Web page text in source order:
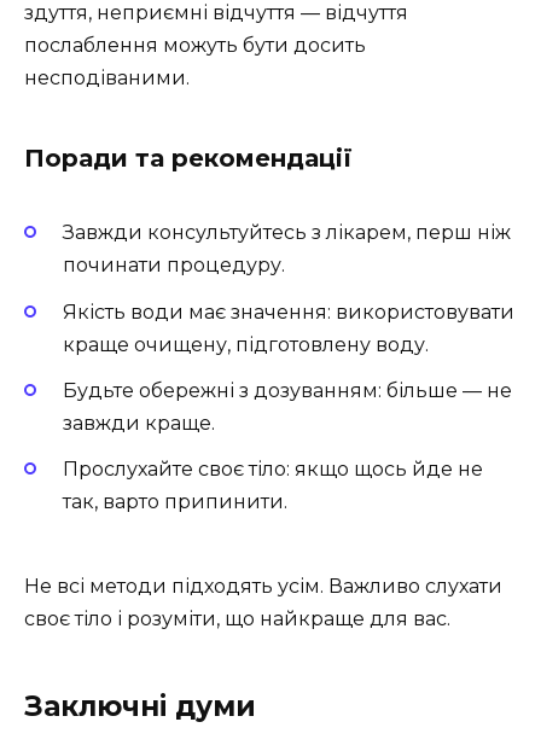
здуття, неприємні відчуття — відчуття
послаблення можуть бути досить
несподіваними.
Поради та рекомендації
Завжди консультуйтесь з лікарем, перш ніж
починати процедуру.
Якість води має значення: використовувати
краще очищену, підготовлену воду.
Будьте обережні з дозуванням: більше — не
завжди краще.
Прослухайте своє тіло: якщо щось йде не
так, варто припинити.
Не всі методи підходять усім. Важливо слухати
своє тіло і розуміти, що найкраще для вас.
Заключні думи